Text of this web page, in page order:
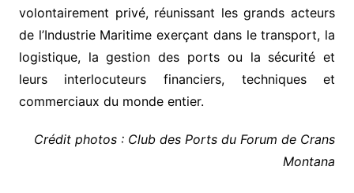
volontairement privé, réunissant les grands acteurs
de l’Industrie Maritime exerçant dans le transport, la
logistique, la gestion des ports ou la sécurité et
leurs interlocuteurs financiers, techniques et
commerciaux du monde entier.
Crédit photos : Club des Ports du Forum de Crans
Montana